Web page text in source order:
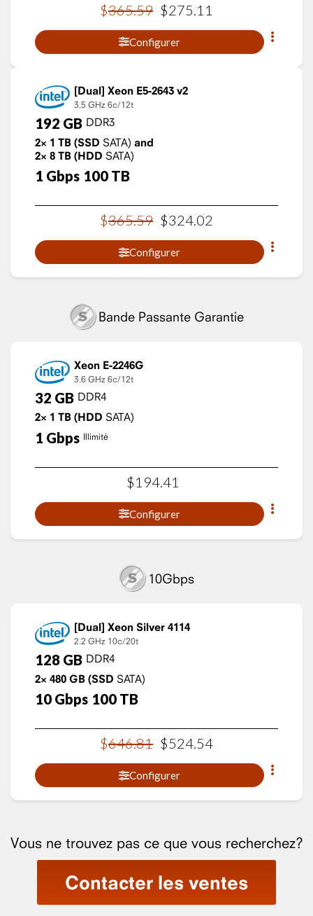
$365.59 $275 11
Configurer
Xeon E5-2643 v2
3.5 GHz 6c/12t
192 GB DDR3
2× 1 TB (SSD SATA) and
2× 8 TB (HDD SATA)
1 Gbps 100 TB
$365.59 $324.02
Configurer
Bande Passante Garantie
Xeon E-2246G
3.6 GHz 6c/12t
32 GB DDR4
2× 1 TB (HDD SATA)
1 Gbps Illimité
$194 41
Configurer
10Gbps
Xeon Silver 4114
2.2 GHz 10c/20t
128 GB DDR4
2× 480 GB (SSD SATA)
10 Gbps 100 TB
$646.81 $524.54
Configurer
Vous ne trouvez pas ce que vous recherchez?
Contacter les ventes